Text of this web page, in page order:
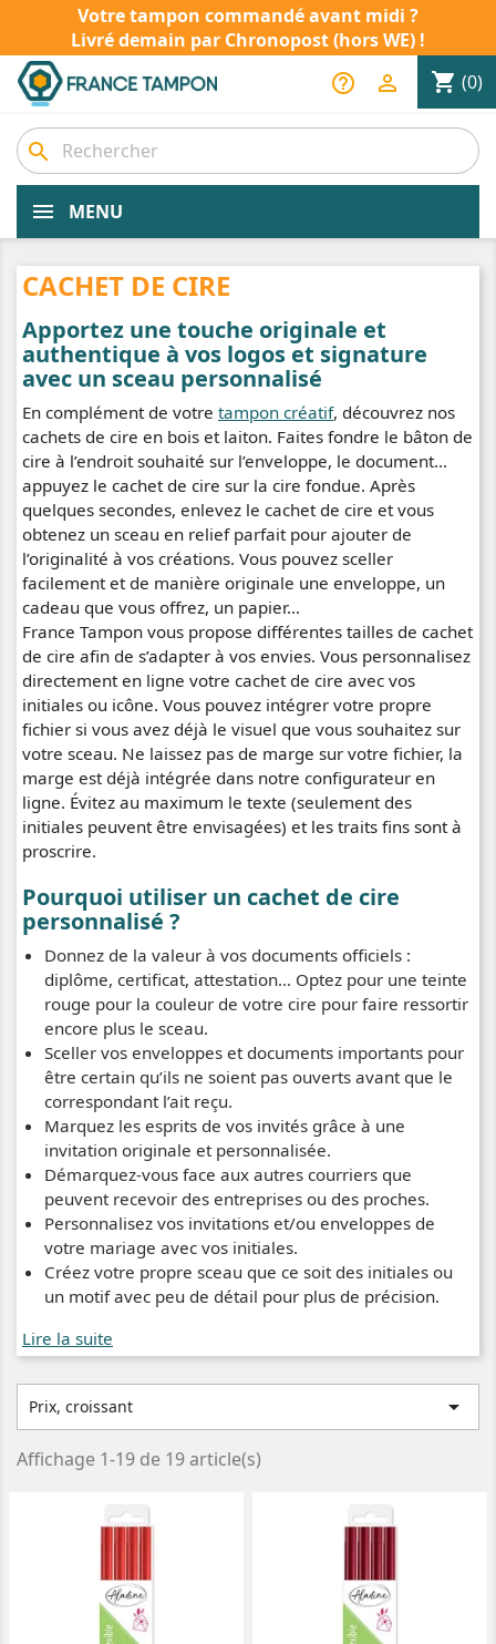
Votre tampon commandé avant midi ?
Livré demain par Chronopost (hors WE) !
shopping_cart (0)

help_outline
search
MENU
CACHET DE CIRE
Apportez une touche originale et
authentique à vos logos et signature
avec un sceau personnalisé
En complément de votre tampon créatif, découvrez nos
cachets de cire en bois et laiton. Faites fondre le bâton de
cire à l’endroit souhaité sur l’enveloppe, le document…
appuyez le cachet de cire sur la cire fondue. Après
quelques secondes, enlevez le cachet de cire et vous
obtenez un sceau en relief parfait pour ajouter de
l’originalité à vos créations. Vous pouvez sceller
facilement et de manière originale une enveloppe, un
cadeau que vous offrez, un papier…
France Tampon vous propose différentes tailles de cachet
de cire afin de s’adapter à vos envies. Vous personnalisez
directement en ligne votre cachet de cire avec vos
initiales ou icône. Vous pouvez intégrer votre propre
fichier si vous avez déjà le visuel que vous souhaitez sur
votre sceau. Ne laissez pas de marge sur votre fichier, la
marge est déjà intégrée dans notre configurateur en
ligne. Évitez au maximum le texte (seulement des
initiales peuvent être envisagées) et les traits fins sont à
proscrire.
Pourquoi utiliser un cachet de cire
personnalisé ?
Donnez de la valeur à vos documents officiels :
diplôme, certificat, attestation… Optez pour une teinte
rouge pour la couleur de votre cire pour faire ressortir
encore plus le sceau.
Sceller vos enveloppes et documents importants pour
être certain qu’ils ne soient pas ouverts avant que le
correspondant l’ait reçu.
Marquez les esprits de vos invités grâce à une
invitation originale et personnalisée.
Démarquez-vous face aux autres courriers que
peuvent recevoir des entreprises ou des proches.
Personnalisez vos invitations et/ou enveloppes de
votre mariage avec vos initiales.
Créez votre propre sceau que ce soit des initiales ou
un motif avec peu de détail pour plus de précision.
Lire la suite
Prix, croissant 
Affichage 1-19 de 19 article(s)